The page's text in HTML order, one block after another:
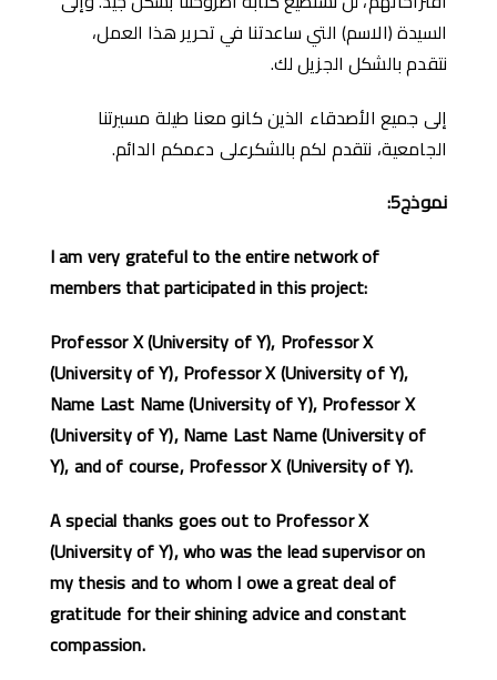
السيدة (الاسم) التي ساعدتنا في تحرير هذا العمل،
نتقدم بالشكل الجزيل لك.
إلى جميع الأصدقاء الذين كانو معنا طيلة مسيرتنا
الجامعية، نتقدم لكم بالشكرعلى دعمكم الدائم.
نموذج5:
I am very grateful to the entire network of
members that participated in this project:
Professor X (University of Y), Professor X
(University of Y), Professor X (University of Y),
Name Last Name (University of Y), Professor X
(University of Y), Name Last Name (University of
Y), and of course, Professor X (University of Y).
A special thanks goes out to Professor X
(University of Y), who was the lead supervisor on
my thesis and to whom I owe a great deal of
gratitude for their shining advice and constant
compassion.